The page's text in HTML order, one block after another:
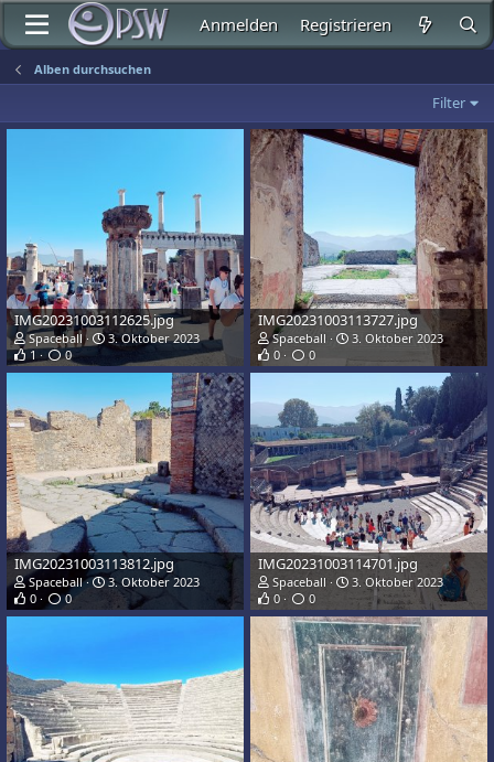
Anmelden Registrieren
Alben durchsuchen
Filter
IMG20231003112625.jpg
Spaceball
3. Oktober 2023
1
0
IMG20231003113727.jpg
Spaceball
3. Oktober 2023
0
0
IMG20231003113812.jpg
Spaceball
3. Oktober 2023
0
0
IMG20231003114701.jpg
Spaceball
3. Oktober 2023
0
0